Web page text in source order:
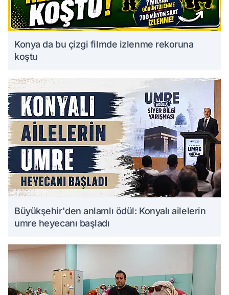
Konya da bu çizgi filmde izlenme rekoruna
koştu
Büyükşehir'den anlamlı ödül: Konyalı ailelerin
umre heyecanı başladı